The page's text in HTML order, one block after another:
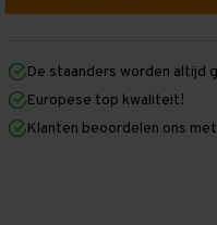
mm
mm
x
600
mm
mm
mm
600
mm
De staanders worden altijd
Europese top kwaliteit!
Klanten beoordelen ons